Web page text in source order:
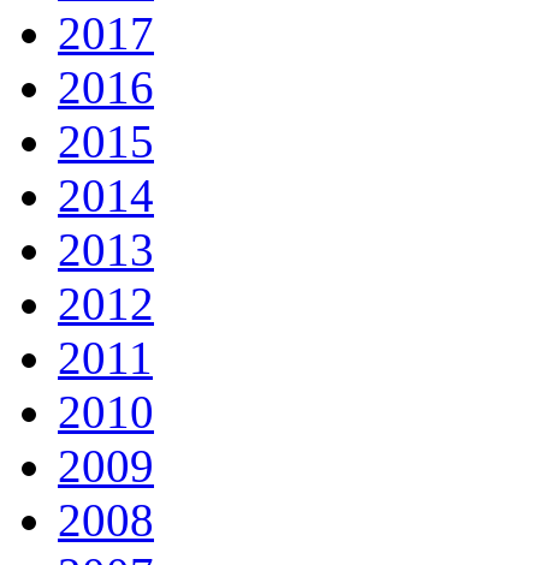
2017
2016
2015
2014
2013
2012
2011
2010
2009
2008